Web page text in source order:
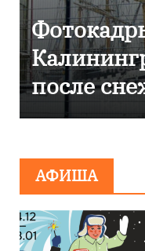
бурана
АФИША